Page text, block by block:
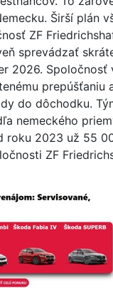
Širší plán
ZF
sprevádzať
2026. Spoločnosť
do dôchodku.
nemeckého
2023 už 55
ZF